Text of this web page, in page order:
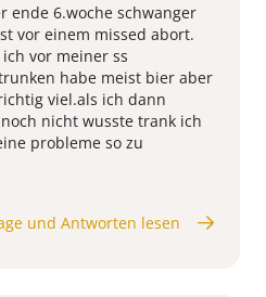
ende 6.woche schwanger
vor einem missed abort.
vor meiner ss
habe meist bier aber
viel.als ich dann
nicht wusste trank ich
probleme so zu
und Antworten lesen